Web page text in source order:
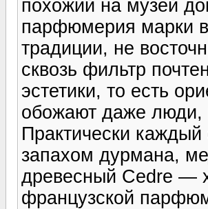
похожий на музей
парфюмерия марки
традиции, не
сквозь фильтр
эстетики, то есть
обожают даже
Практически
запахом дурмана,
древесный Cedre —
французской